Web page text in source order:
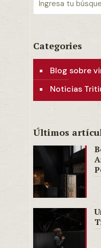
Categories
Blog sobre
Noticias
Últimos